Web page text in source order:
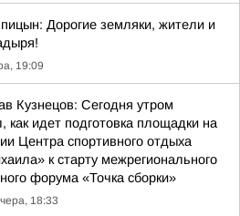
Дорогие земляки, жители и
19:09
Кузнецов: Сегодня утром
как идет подготовка площадки на
Центра спортивного отдыха
к старту межрегионального
форума «Точка сборки»
18:33